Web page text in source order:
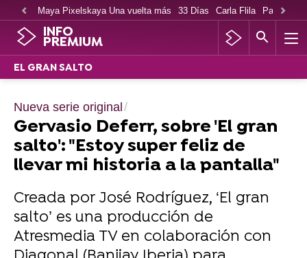
Maya Pixelskaya Una vuelta más 33 Días Carla Flila Paco
INFO
PREMIUM
EL GRAN SALTO
Nueva serie original
Gervasio Deferr, sobre 'El gran
salto': "Estoy super feliz de
llevar mi historia a la pantalla"
Creada por José Rodríguez, ‘El gran
salto’ es una producción de
Atresmedia TV en colaboración con